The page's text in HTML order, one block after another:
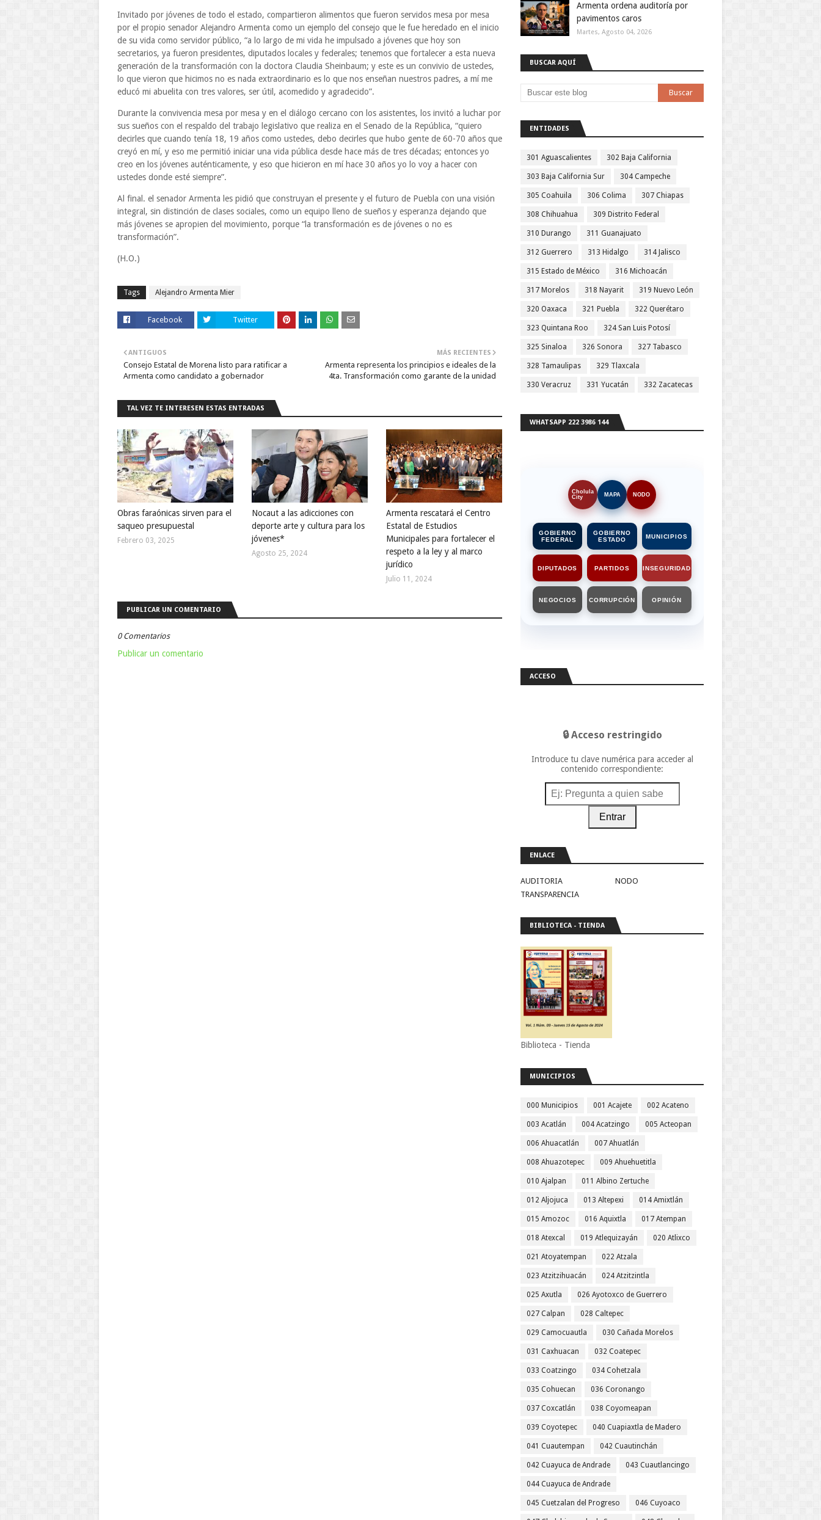
Invitado por jóvenes de todo el estado, compartieron alimentos que fueron servidos mesa por mesa
por el propio senador Alejandro Armenta como un ejemplo del consejo que le fue heredado en el inicio
de su vida como servidor público, “a lo largo de mi vida he impulsado a jóvenes que hoy son
secretarios, ya fueron presidentes, diputados locales y federales; tenemos que fortalecer a esta nueva
generación de la transformación con la doctora Claudia Sheinbaum; y este es un convivio de ustedes,
lo que vieron que hicimos no es nada extraordinario es lo que nos enseñan nuestros padres, a mí me
educó mi abuelita con tres valores, ser útil, acomedido y agradecido”.
Durante la convivencia mesa por mesa y en el diálogo cercano con los asistentes, los invitó a luchar por
sus sueños con el respaldo del trabajo legislativo que realiza en el Senado de la República, “quiero
decirles que cuando tenía 18, 19 años como ustedes, debo decirles que hubo gente de 60-70 años que
creyó en mí, y eso me permitió iniciar una vida pública desde hace más de tres décadas; entonces yo
creo en los jóvenes auténticamente, y eso que hicieron en mí hace 30 años yo lo voy a hacer con
ustedes donde esté siempre”.
Al final. el senador Armenta les pidió que construyan el presente y el futuro de Puebla con una visión
integral, sin distinción de clases sociales, como un equipo lleno de sueños y esperanza dejando que
más jóvenes se apropien del movimiento, porque “la transformación es de jóvenes o no es
transformación”.
(H.O.)
Tags Alejandro Armenta Mier
Facebook Twitter
MÁS RECIENTES
Armenta representa los principios e ideales de la
4ta. Transformación como garante de la unidad
ANTIGUOS
Consejo Estatal de Morena listo para ratificar a
Armenta como candidato a gobernador
TAL VEZ TE INTERESEN ESTAS ENTRADAS
Obras faraónicas sirven para el
saqueo presupuestal
Febrero 03, 2025
Nocaut a las adicciones con
deporte arte y cultura para los
jóvenes*
Agosto 25, 2024
Armenta rescatará el Centro
Estatal de Estudios
Municipales para fortalecer el
respeto a la ley y al marco
jurídico
Julio 11, 2024
PUBLICAR UN COMENTARIO
0 Comentarios
Publicar un comentario
Armenta ordena auditoría por
pavimentos caros
Martes, Agosto 04, 2026
BUSCAR AQUÍ
ENTIDADES
301 Aguascalientes 302 Baja California
303 Baja California Sur 304 Campeche
305 Coahuila 306 Colima 307 Chiapas
308 Chihuahua 309 Distrito Federal
310 Durango 311 Guanajuato
312 Guerrero 313 Hidalgo 314 Jalisco
315 Estado de México 316 Michoacán
317 Morelos 318 Nayarit 319 Nuevo León
320 Oaxaca 321 Puebla 322 Querétaro
323 Quintana Roo 324 San Luis Potosí
325 Sinaloa 326 Sonora 327 Tabasco
328 Tamaulipas 329 Tlaxcala
330 Veracruz 331 Yucatán 332 Zacatecas
WHATSAPP 222 3986 144
Cholula
City
MAPA NODO
GOBIERNO
FEDERAL
GOBIERNO
ESTADO
MUNICIPIOS
DIPUTADOS PARTIDOS INSEGURIDAD
NEGOCIOS CORRUPCIÓN OPINIÓN
ACCESO
🔒 Acceso restringido
Introduce tu clave numérica para acceder al
contenido correspondiente:
Entrar
ENLACE
AUDITORIA
NODO
TRANSPARENCIA
BIBLIOTECA - TIENDA
Biblioteca - Tienda
MUNICIPIOS
000 Municipios 001 Acajete 002 Acateno
003 Acatlán 004 Acatzingo 005 Acteopan
006 Ahuacatlán 007 Ahuatlán
008 Ahuazotepec 009 Ahuehuetitla
010 Ajalpan 011 Albino Zertuche
012 Aljojuca 013 Altepexi 014 Amixtlán
015 Amozoc 016 Aquixtla 017 Atempan
018 Atexcal 019 Atlequizayán 020 Atlixco
021 Atoyatempan 022 Atzala
023 Atzitzihuacán 024 Atzitzintla
025 Axutla 026 Ayotoxco de Guerrero
027 Calpan 028 Caltepec
029 Camocuautla 030 Cañada Morelos
031 Caxhuacan 032 Coatepec
033 Coatzingo 034 Cohetzala
035 Cohuecan 036 Coronango
037 Coxcatlán 038 Coyomeapan
039 Coyotepec 040 Cuapiaxtla de Madero
041 Cuautempan 042 Cuautinchán
042 Cuayuca de Andrade 043 Cuautlancingo
044 Cuayuca de Andrade
045 Cuetzalan del Progreso 046 Cuyoaco